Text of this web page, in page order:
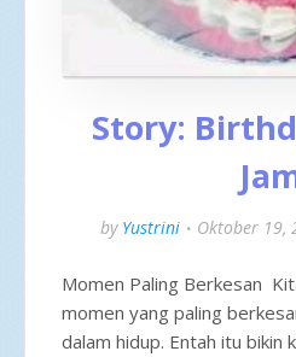
Story:
by Yustrini Oktober 19,
Momen Paling Berkesan
momen yang paling
dalam hidup. Entah itu bikin